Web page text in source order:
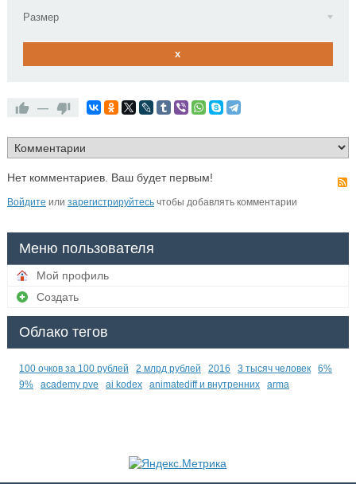
Размер
x
—
Нет комментариев. Ваш будет первым!
Войдите или зарегистрируйтесьчтобы добавлять комментарии
Меню пользователя
Мой профиль
Создать
Облако тегов
100 очков за 100 рублей 2 млрд рублей 2016 3 тысяч человек
6%
9%
academy pve ai kodex animatediff и внутренних arma